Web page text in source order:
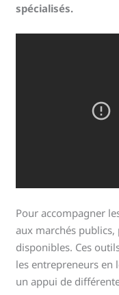
spécialisés.
Pour accompagner
aux marchés
disponibles. Ces
les entrepreneurs en
un appui de